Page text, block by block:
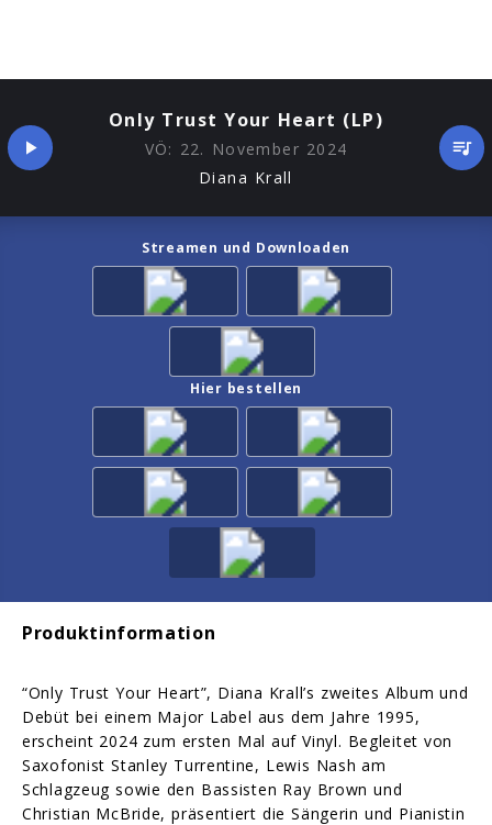
Only Trust Your Heart (LP)
VÖ: 22. November 2024
Diana Krall
Streamen und Downloaden
Hier bestellen
Produktinformation
“Only Trust Your Heart”, Diana Krall’s zweites Album und
Debüt bei einem Major Label aus dem Jahre 1995,
erscheint 2024 zum ersten Mal auf Vinyl. Begleitet von
Saxofonist Stanley Turrentine, Lewis Nash am
Schlagzeug sowie den Bassisten Ray Brown und
Christian McBride, präsentiert die Sängerin und Pianistin